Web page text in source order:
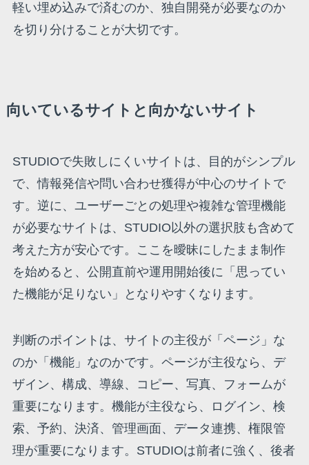
軽い埋め込みで済むのか、独自開発が必要なのか
を切り分けることが大切です。
向いているサイトと向かないサイト
STUDIOで失敗しにくいサイトは、目的がシンプル
で、情報発信や問い合わせ獲得が中心のサイトで
す。逆に、ユーザーごとの処理や複雑な管理機能
が必要なサイトは、STUDIO以外の選択肢も含めて
考えた方が安心です。ここを曖昧にしたまま制作
を始めると、公開直前や運用開始後に「思ってい
た機能が足りない」となりやすくなります。
判断のポイントは、サイトの主役が「ページ」な
のか「機能」なのかです。ページが主役なら、デ
ザイン、構成、導線、コピー、写真、フォームが
重要になります。機能が主役なら、ログイン、検
索、予約、決済、管理画面、データ連携、権限管
理が重要になります。STUDIOは前者に強く、後者